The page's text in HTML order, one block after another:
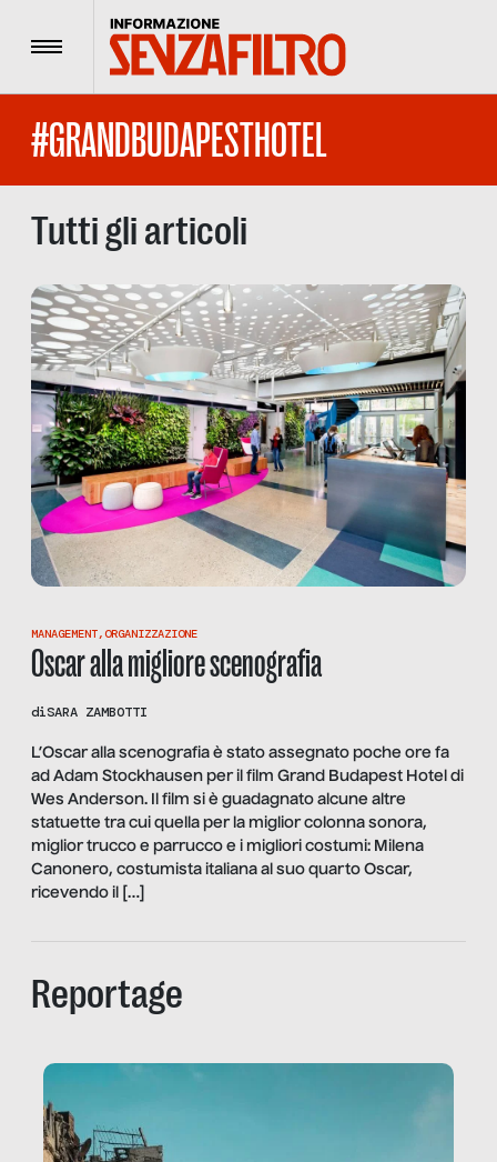
Menu
#GRANDBUDAPESTHOTEL
Tutti gli articoli
MANAGEMENT,ORGANIZZAZIONE
Oscar alla migliore scenografia
diSARA ZAMBOTTI
L’Oscar alla scenografia è stato assegnato poche ore fa
ad Adam Stockhausen per il film Grand Budapest Hotel di
Wes Anderson. Il film si è guadagnato alcune altre
statuette tra cui quella per la miglior colonna sonora,
miglior trucco e parrucco e i migliori costumi: Milena
Canonero, costumista italiana al suo quarto Oscar,
ricevendo il […]
Reportage